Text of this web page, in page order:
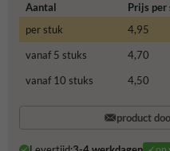
Aantal Prijs per
per stuk
4,95
vanaf 5 stuks
4,70
vanaf 10 stuks
4,50
product